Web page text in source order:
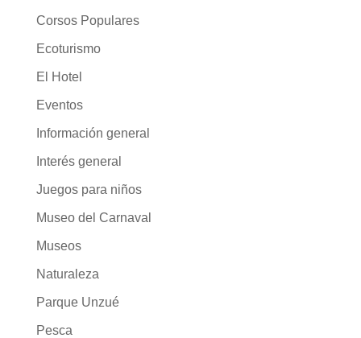
Corsos Populares
Ecoturismo
El Hotel
Eventos
Información general
Interés general
Juegos para niños
Museo del Carnaval
Museos
Naturaleza
Parque Unzué
Pesca